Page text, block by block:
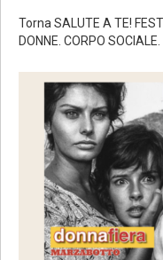
Torna SALUTE A TE!
DONNE. CORPO